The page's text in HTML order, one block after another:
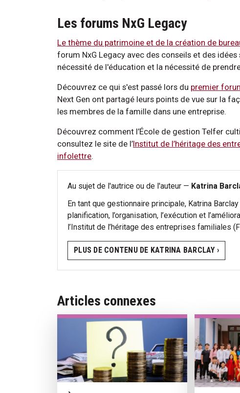
Les forums NxG Legacy
Le thème du patrimoine et de la création de
forum NxG Legacy avec des conseils et des
nécessité de l'éducation et la nécessité de
Découvrez ce qui s'est passé lors du premier
Next Gen ont partagé leurs points de vue sur la
les membres de la famille dans une entreprise.
Découvrez comment l’École de gestion Telfer
consultez le site de l’Institut de l’héritage des
infolettre.
Au sujet de l'autrice ou de l'auteur — Katrina
En tant que gestionnaire principale, Katrina
planification, l’organisation, l’exécution et
l’Institut de l’héritage des entreprises familiales
PLUS DE CONTENU DE KATRINA BARCLAY ›
Articles connexes